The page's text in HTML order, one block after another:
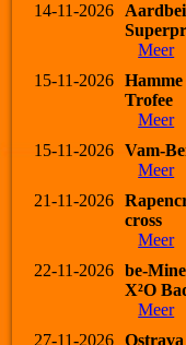
14-11-2026
Meer
15-11-2026
Trofee
Meer
15-11-2026
Vam-
Meer
21-11-2026
cross
Meer
22-11-2026
be-
X²O
Meer
27-11-2026